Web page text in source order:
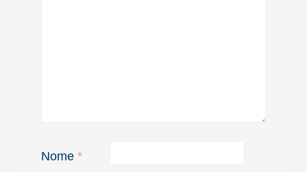
Nome *